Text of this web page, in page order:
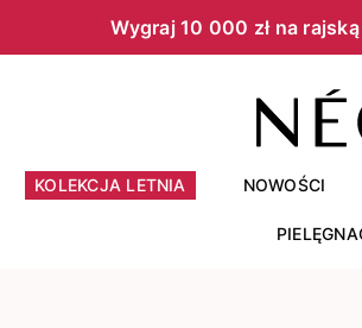
Wygraj 10 000 zł na
KOLEKCJA LETNIA NOWOŚCI